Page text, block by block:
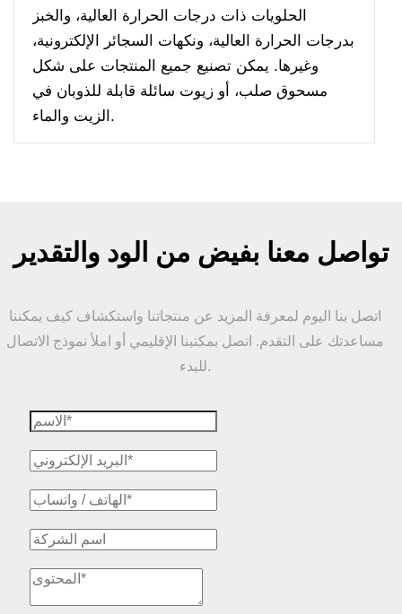
الحلويات ذات درجات الحرارة العالية، والخبز
بدرجات الحرارة العالية، ونكهات السجائر الإلكترونية،
وغيرها. يمكن تصنيع جميع المنتجات على شكل
مسحوق صلب، أو زيوت سائلة قابلة للذوبان في
الزيت والماء.
تواصل معنا بفيض من الود والتقدير
اتصل بنا اليوم لمعرفة المزيد عن منتجاتنا واستكشاف كيف يمكننا
مساعدتك على التقدم. اتصل بمكتبنا الإقليمي أو املأ نموذج الاتصال
للبدء.